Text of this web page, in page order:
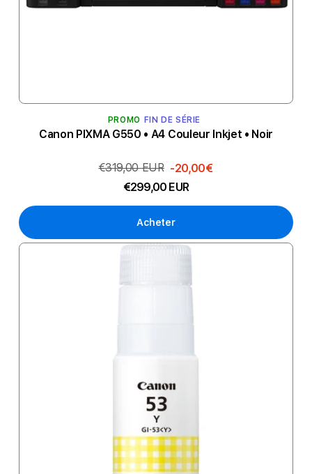
PROMO FIN DE SÉRIE
Canon PIXMA G550 • A4 Couleur Inkjet • Noir
€319,00 EUR -20,00€
€299,00 EUR
Acheter